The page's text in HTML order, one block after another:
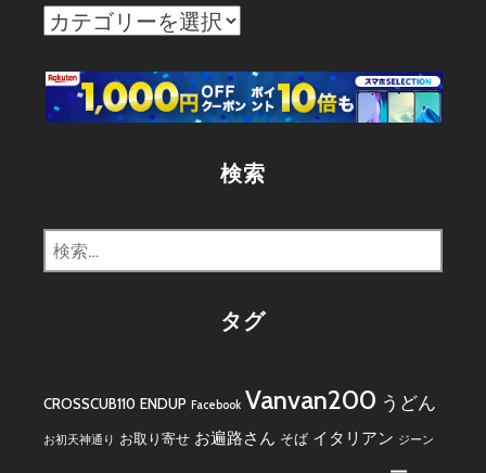
カ
ゴ
リ
検索
検
索:
タグ
CROSSCUB110 ENDUP Facebook Vanvan200 うどん
お初天神通り お取り寄せ お遍路さん そば イタリアン ジーン